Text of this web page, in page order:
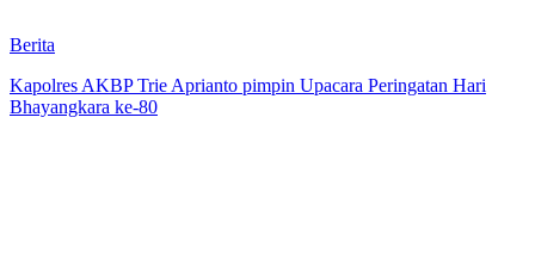
Berita
Kapolres AKBP Trie Aprianto pimpin Upacara Peringatan Hari
Bhayangkara ke-80